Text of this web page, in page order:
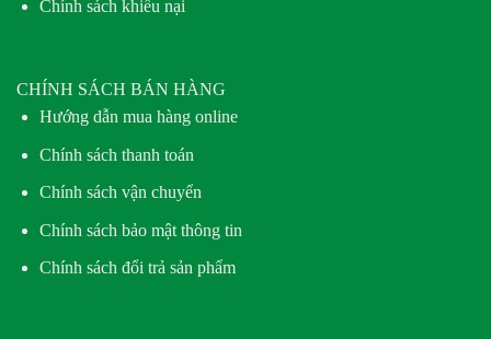
Chính sách khiếu nại
CHÍNH SÁCH BÁN HÀNG
Hướng dẫn mua hàng online
Chính sách thanh toán
Chính sách vận chuyển
Chính sách bảo mật thông tin
Chính sách đổi trả sản phẩm